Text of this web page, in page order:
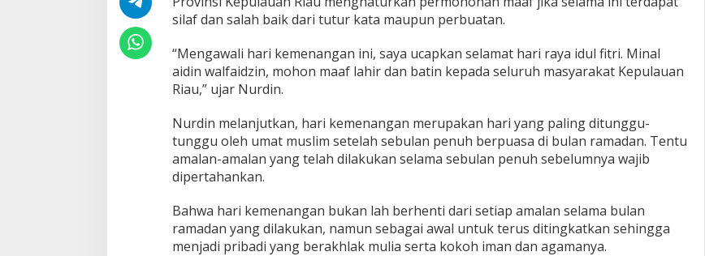
P
r
t
a
l
I
m
a
n
T
silaf dan salah baik dari tutur kata maupun perbuatan.
“Mengawali hari kemenangan ini, saya ucapkan selamat hari raya idul fitri. Minal
aidin walfaidzin, mohon maaf lahir dan batin kepada seluruh masyarakat Kepulauan
Riau,” ujar Nurdin.
Nurdin melanjutkan, hari kemenangan merupakan hari yang paling ditunggu-
tunggu oleh umat muslim setelah sebulan penuh berpuasa di bulan ramadan. Tentu
amalan-amalan yang telah dilakukan selama sebulan penuh sebelumnya wajib
dipertahankan.
Bahwa hari kemenangan bukan lah berhenti dari setiap amalan selama bulan
ramadan yang dilakukan, namun sebagai awal untuk terus ditingkatkan sehingga
menjadi pribadi yang berakhlak mulia serta kokoh iman dan agamanya.